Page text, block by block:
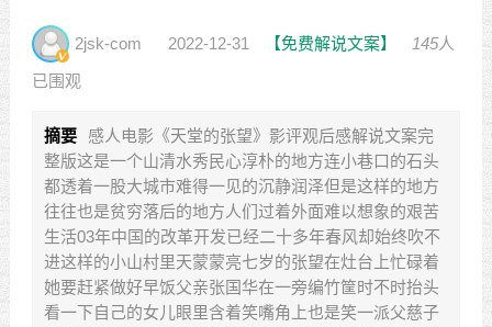
2jsk-com 2022-12-31 【免费解说文案】 145人
已围观
摘要
感人电影《天堂的张望》影评观后感解说文案完
整版这是一个山清水秀民心淳朴的地方连小巷口的石头
都透着一股大城市难得一见的沉静润泽但是这样的地方
往往也是贫穷落后的地方人们过着外面难以想象的艰苦
生活03年中国的改革开发已经二十多年春风却始终吹不
进这样的小山村里天蒙蒙亮七岁的张望在灶台上忙碌着
她要赶紧做好早饭父亲张国华在一旁编竹筐时不时抬头
看一下自己的女儿眼里含着笑嘴角上也是笑一派父慈子